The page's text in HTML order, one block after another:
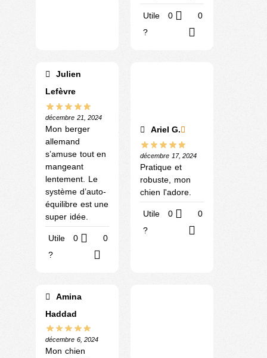
Utile
?
0 0
Julien
Lefèvre
décembre 21, 2024
Mon berger
allemand
s’amuse tout en
mangeant
lentement. Le
système d’auto-
équilibre est une
super idée.
Utile
?
0 0
Ariel G.
décembre 17, 2024
Pratique et
robuste, mon
chien l'adore.
Utile
?
0 0
Amina
Haddad
décembre 6, 2024
Mon chien